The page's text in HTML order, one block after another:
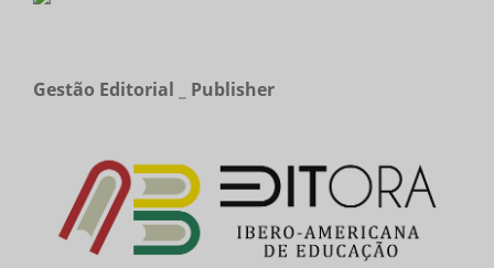
Gestão Editorial _ Publisher